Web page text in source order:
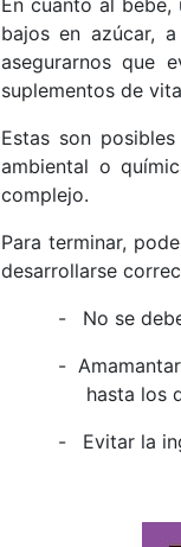
bajos en azúcar,
asegurarnos que
suplementos de
Estas son
ambiental o
complejo.
Para terminar,
desarrollarse
-
No se
-
hasta los
-
Evitar la